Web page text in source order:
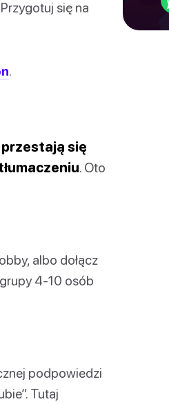
się na
.
się
. Oto
albo dołącz
4-10 osób
podpowiedzi
Tutaj